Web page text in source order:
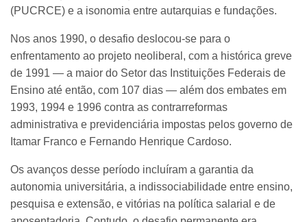
(PUCRCE) e a isonomia entre autarquias e fundações.
Nos anos 1990, o desafio deslocou-se para o
enfrentamento ao projeto neoliberal, com a histórica greve
de 1991 — a maior do Setor das Instituições Federais de
Ensino até então, com 107 dias — além dos embates em
1993, 1994 e 1996 contra as contrarreformas
administrativa e previdenciária impostas pelos governo de
Itamar Franco e Fernando Henrique Cardoso.
Os avanços desse período incluíram a garantia da
autonomia universitária, a indissociabilidade entre ensino,
pesquisa e extensão, e vitórias na política salarial e de